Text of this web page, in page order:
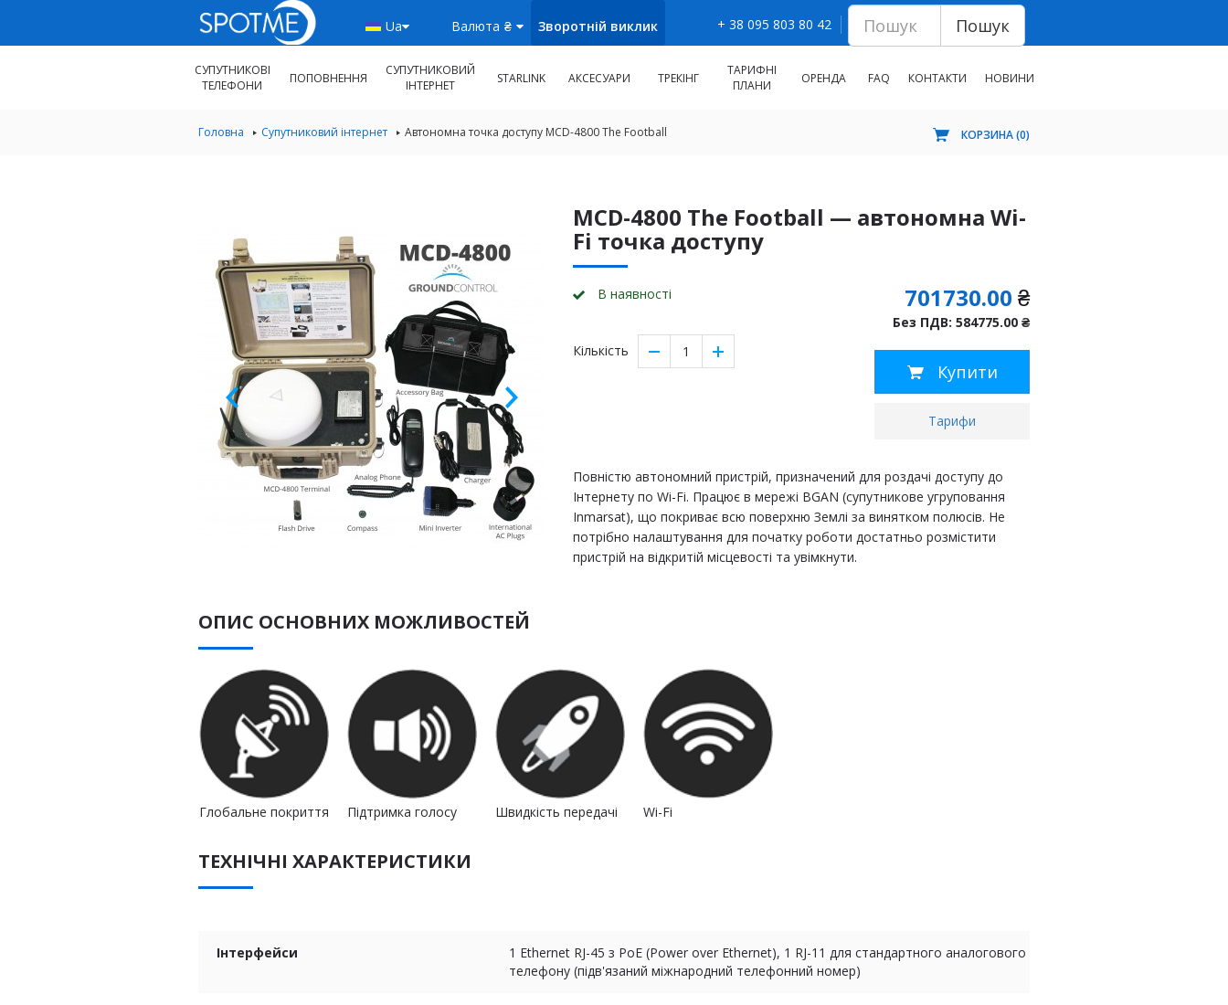
Ua Валюта ₴ Зворотній виклик + 38 095 803 80 42 Пошук
СУПУТНИКОВІ
ТЕЛЕФОНИ
ПОПОВНЕННЯ
СУПУТНИКОВИЙ
ІНТЕРНЕТ
STARLINK АКСЕСУАРИ ТРЕКІНГ
ТАРИФНІ
ПЛАНИ
ОРЕНДА FAQ КОНТАКТИ НОВИНИ
Головна Супутниковий інтернет Автономна точка доступу MCD-4800 The Football КОРЗИНА (0)
MCD-4800 The Football — автономна Wi-
Fi точка доступу
В наявності
Кількість
701730.00 ₴
Без ПДВ: 584775.00 ₴
Купити
Тарифи
Повністю автономний пристрій, призначений для роздачі доступу до
Інтернету по Wi-Fi. Працює в мережі BGAN (супутникове угруповання
Inmarsat), що покриває всю поверхню Землі за винятком полюсів. Не
потрібно налаштування для початку роботи достатньо розмістити
пристрій на відкритій місцевості та увімкнути.
ОПИС ОСНОВНИХ МОЖЛИВОСТЕЙ
Глобальне покриття Підтримка голосу Швидкість передачі Wi-Fi
ТЕХНІЧНІ ХАРАКТЕРИСТИКИ
Інтерфейси
1 Ethernet RJ-45 з PoE (Power over Ethernet), 1 RJ-11 для стандартного аналогового
телефону (підв'язаний міжнародний телефонний номер)